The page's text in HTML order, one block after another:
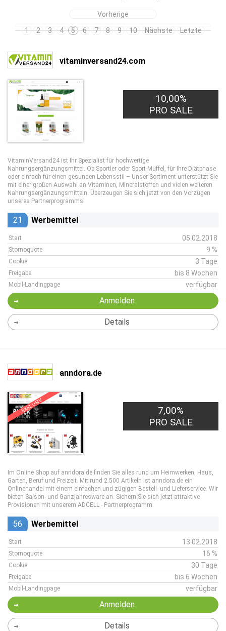
Vorherige
1
2 3 4 5 6 7 8 9 10 Nächste Letzte
vitaminversand24.com
10,00%
PRO SALE
VitaminVersand24 ist Ihr Spezialist für hochwertige
Nahrungsergänzungsmittel. Ob Sportler oder Sport-Muffel, für Ihre Diätphase
oder einfach für einen gesunden Lebensstil – Unser Sortiment unterstützt Sie
mit einer großen Auswahl an Vitaminen, Mineralstoffen und vielen weiteren
Nahrungsergänzungsmitteln. Überzeugen Sie sich jetzt von den Vorzügen
unseres Partnerprogramms!
21 Werbemittel
Start 05.02.2018
Stornoquote 9 %
Cookie 3 Tage
Freigabe bis 8 Wochen
Mobil-Landingpage verfügbar
Anmelden
Details
anndora.de
EXKLUSIV
7,00%
PRO SALE
Im Online Shop auf anndora.de finden Sie alles rund um Heimwerken, Haus,
Garten, Beruf und Freizeit. Mit rund 2.500 Artikeln ist anndora.de ein
Onlinehandel mit einem einfachen und zügigen Bestell- und Lieferservice. Wir
bieten Saison- und Ganzjahresware an. Sichern Sie sich jetzt attraktive
Provisionen mit unserem ADCELL - Partnerprogramm.
56 Werbemittel
Start 13.02.2018
Stornoquote 16 %
Cookie 30 Tage
Freigabe bis 6 Wochen
Mobil-Landingpage verfügbar
Anmelden
Details